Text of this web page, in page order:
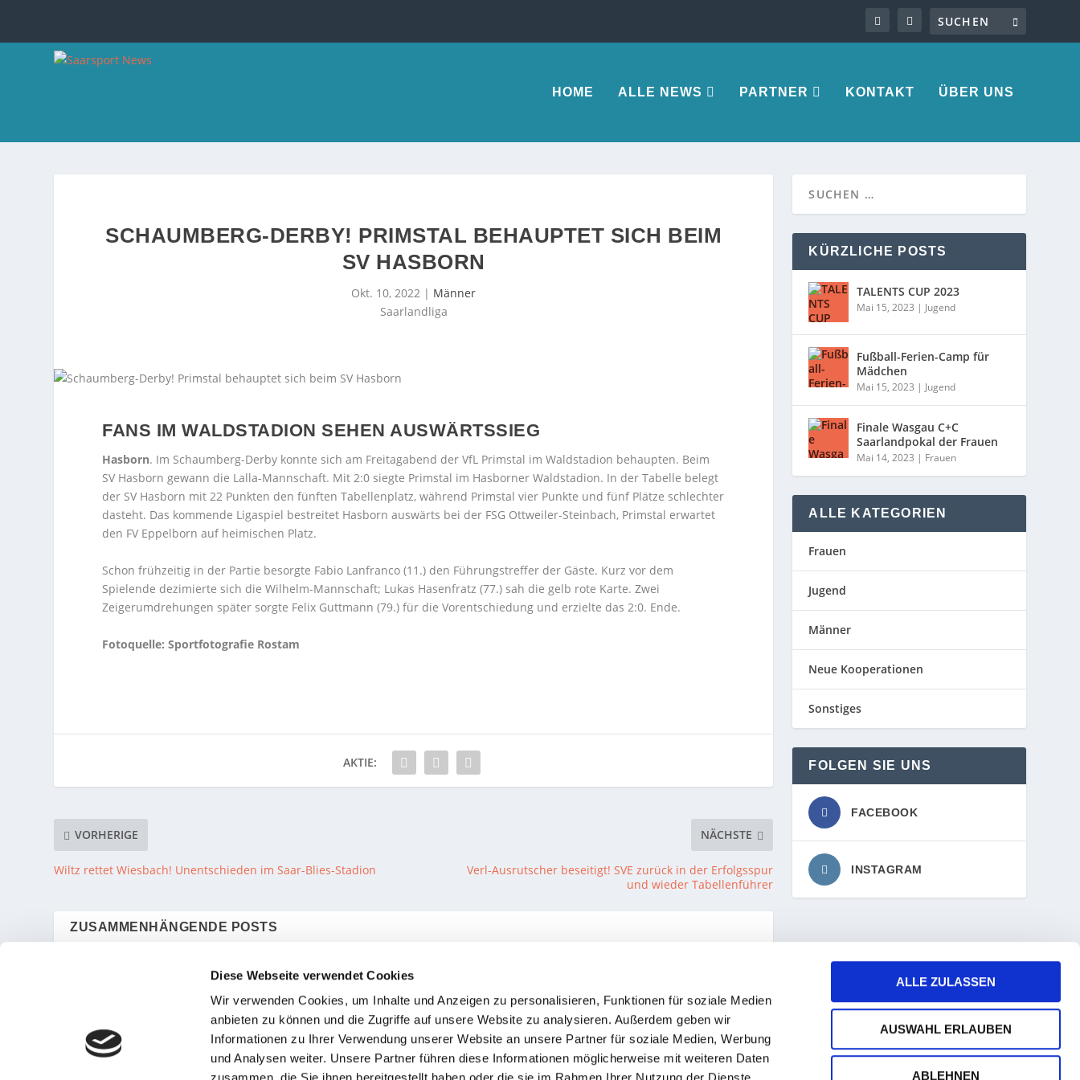
Diese Webseite verwendet Cookies
Wir verwenden Cookies, um Inhalte und Anzeigen zu personalisieren, Funktionen für soziale Medien
anbieten zu können und die Zugriffe auf unsere Website zu analysieren. Außerdem geben wir
Informationen zu Ihrer Verwendung unserer Website an unsere Partner für soziale Medien, Werbung
und Analysen weiter. Unsere Partner führen diese Informationen möglicherweise mit weiteren Daten
ALLE ZULASSEN
AUSWAHL ERLAUBEN
ABLEHNEN
HOME ALLE NEWS PARTNER KONTAKT ÜBER UNS
SCHAUMBERG-DERBY! PRIMSTAL BEHAUPTET SICH BEIM
SV HASBORN
Okt. 10, 2022 | Männer
Saarlandliga
FANS IM WALDSTADION SEHEN AUSWÄRTSSIEG
Hasborn. Im Schaumberg-Derby konnte sich am Freitagabend der VfL Primstal im Waldstadion behaupten. Beim
SV Hasborn gewann die Lalla-Mannschaft. Mit 2:0 siegte Primstal im Hasborner Waldstadion. In der Tabelle belegt
der SV Hasborn mit 22 Punkten den fünften Tabellenplatz, während Primstal vier Punkte und fünf Plätze schlechter
dasteht. Das kommende Ligaspiel bestreitet Hasborn auswärts bei der FSG Ottweiler-Steinbach, Primstal erwartet
den FV Eppelborn auf heimischen Platz.
Schon frühzeitig in der Partie besorgte Fabio Lanfranco (11.) den Führungstreffer der Gäste. Kurz vor dem
Spielende dezimierte sich die Wilhelm-Mannschaft; Lukas Hasenfratz (77.) sah die gelb rote Karte. Zwei
Zeigerumdrehungen später sorgte Felix Guttmann (79.) für die Vorentschiedung und erzielte das 2:0. Ende.
Fotoquelle: Sportfotografie Rostam
AKTIE:
VORHERIGE
Wiltz rettet Wiesbach! Unentschieden im Saar-Blies-Stadion
NÄCHSTE
Verl-Ausrutscher beseitigt! SVE zurück in der Erfolgsspur
und wieder Tabellenführer
ZUSAMMENHÄNGENDE POSTS
Saarbrücken – Jubel am
Kieselhumes
Wieder Führung aus der
Hand gegeben! Spätes
Traumtor macht
Saarbrücken zum Verlierer
26. Februar 2023
Topspiel-Dreier von Parr
Altheim! Krämer erzielt
Doppelpack und fliegt
vorzeitig
16. November 2022
Hoppert-Show mit acht
Treffern beim
Auswärtsspiel in
Merchweiler
4. Oktober 2022
KÜRZLICHE POSTS
TALENTS CUP 2023
Mai 15, 2023 | Jugend
Fußball-Ferien-Camp für
Mädchen
Mai 15, 2023 | Jugend
Finale Wasgau C+C
Saarlandpokal der Frauen
Mai 14, 2023 | Frauen
ALLE KATEGORIEN
Frauen
Jugend
Männer
Neue Kooperationen
Sonstiges
FOLGEN SIE UNS
FACEBOOK
INSTAGRAM